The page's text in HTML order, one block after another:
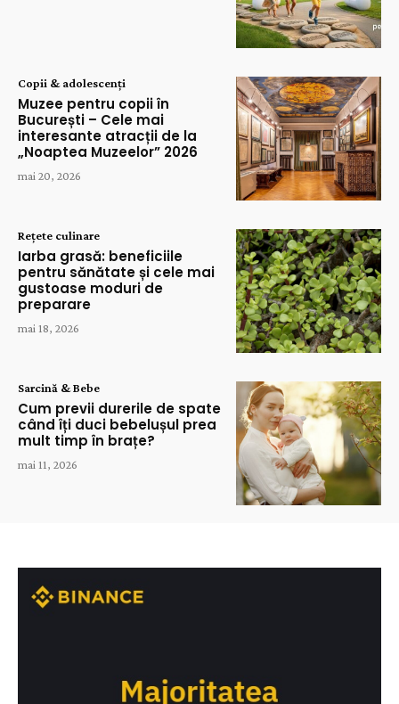
Copii & adolescenți
Muzee pentru copii în
București – Cele mai
interesante atracții de la
„Noaptea Muzeelor” 2026
mai 20, 2026
Rețete culinare
Iarba grasă: beneficiile
pentru sănătate și cele mai
gustoase moduri de
preparare
mai 18, 2026
Sarcină & Bebe
Cum previi durerile de spate
când îți duci bebelușul prea
mult timp în brațe?
mai 11, 2026